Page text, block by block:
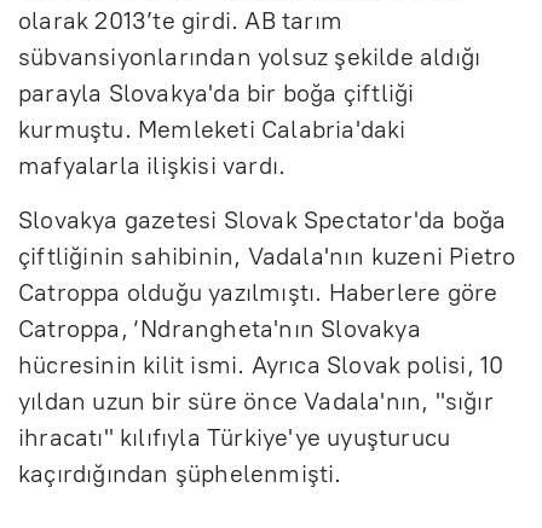
olarak 2013’te girdi. AB tarım
sübvansiyonlarından yolsuz şekilde aldığı
parayla Slovakya'da bir boğa çiftliği
kurmuştu. Memleketi Calabria'daki
mafyalarla ilişkisi vardı.
Slovakya gazetesi Slovak Spectator'da boğa
çiftliğinin sahibinin, Vadala'nın kuzeni Pietro
Catroppa olduğu yazılmıştı. Haberlere göre
Catroppa, ‘Ndrangheta'nın Slovakya
hücresinin kilit ismi. Ayrıca Slovak polisi, 10
yıldan uzun bir süre önce Vadala'nın, "sığır
ihracatı" kılıfıyla Türkiye'ye uyuşturucu
kaçırdığından şüphelenmişti.